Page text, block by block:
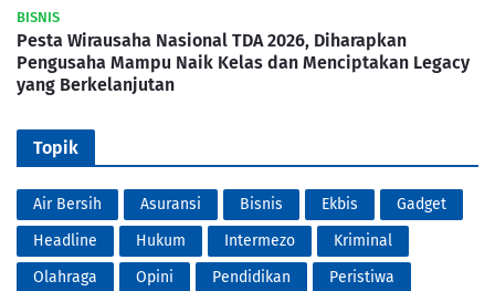
BISNIS
Pesta Wirausaha Nasional TDA 2026, Diharapkan
Pengusaha Mampu Naik Kelas dan Menciptakan Legacy
yang Berkelanjutan
Topik
Air Bersih Asuransi Bisnis Ekbis
Gadget
Headline
Hukum Intermezo
Kriminal
Olahraga
Opini Pendidikan
Peristiwa